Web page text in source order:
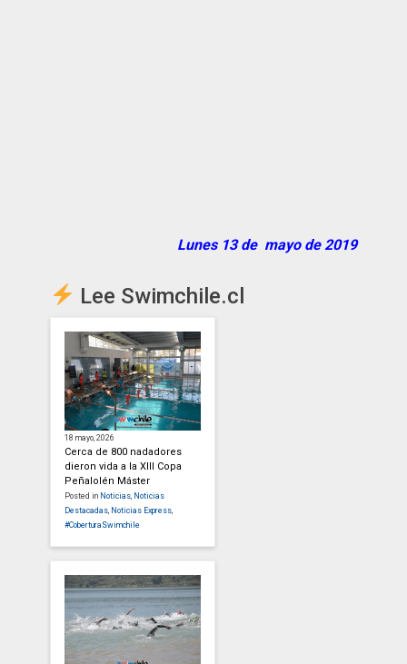
Lunes 13 de mayo de 2019
Lee Swimchile.cl
18 mayo, 2026
Cerca de 800 nadadores
dieron vida a la XIII Copa
Peñalolén Máster
Posted in Noticias, Noticias
Destacadas, Noticias Express,
#CoberturaSwimchile